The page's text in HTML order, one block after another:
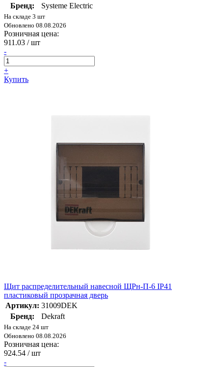
Бренд:
Systeme Electric
На складе 3 шт
Обновлено 08.08.2026
Розничная цена:
911.03 / шт
-
+
Купить
Щит распределительный навесной ЩРн-П-6 IP41
пластиковый прозрачная дверь
Артикул: 31009DEK
Бренд:
Dekraft
На складе 24 шт
Обновлено 08.08.2026
Розничная цена:
924.54 / шт
-